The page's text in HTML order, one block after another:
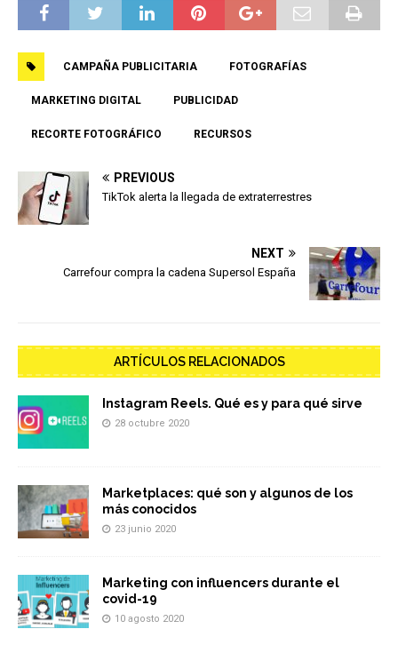
CAMPAÑA PUBLICITARIA FOTOGRAFÍAS
MARKETING DIGITAL PUBLICIDAD
RECORTE FOTOGRÁFICO RECURSOS
PREVIOUS
TikTok alerta la llegada de extraterrestres
NEXT
Carrefour compra la cadena Supersol España
ARTÍCULOS RELACIONADOS
Instagram Reels. Qué es y para qué sirve
28 octubre 2020
Marketplaces: qué son y algunos de los
más conocidos
23 junio 2020
Marketing con influencers durante el
covid-19
10 agosto 2020